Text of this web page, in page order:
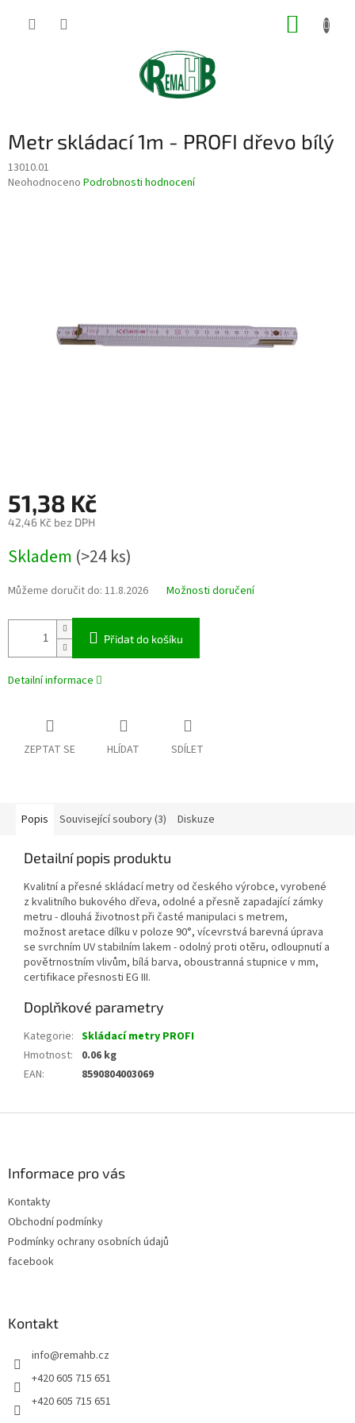
Metr skládací 1m - PROFI dřevo bílý
13010.01
Průměrné
Neohodnoceno Podrobnosti hodnocení
51,38 Kč
42,46 Kč bez DPH
cena:
Skladem (>24 ks)
Můžeme doručit do: 11.8.2026 Možnosti doručení
Přidat do košíku
Detailní informace
ZEPTAT SE HLÍDAT SDÍLET
Popis Související soubory (3) Diskuze
Detailní popis produktu
Kvalitní a přesné skládací metry od českého výrobce, vyrobené
z kvalitního bukového dřeva, odolné a přesně zapadající zámky
metru - dlouhá životnost při časté manipulaci s metrem,
možnost aretace dílku v poloze 90°, vícevrstvá barevná úprava
se svrchním UV stabilním lakem - odolný proti otěru, odloupnutí a
povětrnostním vlivům, bílá barva, oboustranná stupnice v mm,
certifikace přesnosti EG III.
Doplňkové parametry
Kategorie: Skládací metry PROFI
Hmotnost:
0.06 kg
EAN: 8590804003069
Informace pro vás
Kontakty
Obchodní podmínky
Podmínky ochrany osobních údajů
facebook
Kontakt
info@remahb.cz
+420 605 715 651
+420 605 715 651